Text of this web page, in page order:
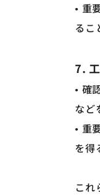
• 重
るこ
7.
• 確
など
• 重
を得
これ